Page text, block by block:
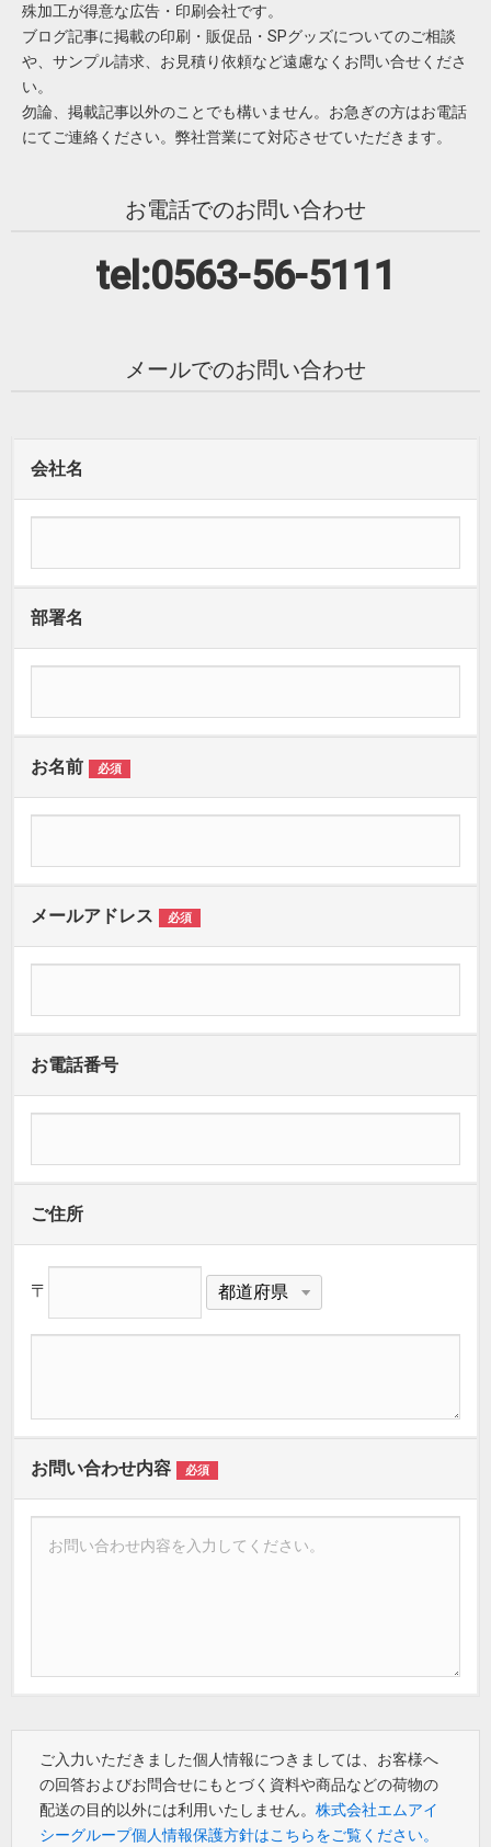
殊加工が得意な広告・印刷会社です。
ブログ記事に掲載の印刷・販促品・SPグッズについてのご相談
や、サンプル請求、お見積り依頼など遠慮なくお問い合せくださ
い。
勿論、掲載記事以外のことでも構いません。お急ぎの方はお電話
にてご連絡ください。弊社営業にて対応させていただきます。
お電話でのお問い合わせ
tel:0563-56-5111
メールでのお問い合わせ
会社名
部署名
お名前 必須
メールアドレス 必須
お電話番号
ご住所
〒
お問い合わせ内容 必須
ご入力いただきました個人情報につきましては、お客様へ
の回答およびお問合せにもとづく資料や商品などの荷物の
配送の目的以外には利用いたしません。 株式会社エムアイ
シーグループ個人情報保護方針はこちらをご覧ください。